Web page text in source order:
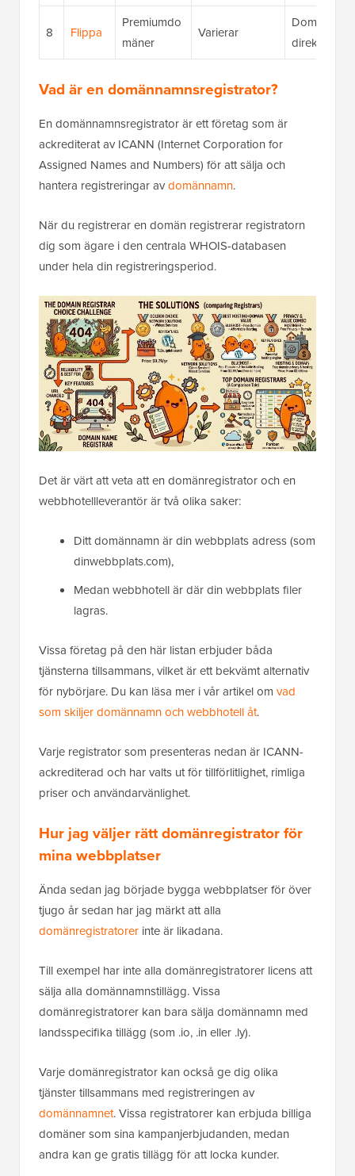
8 Flippa
Premiumdo
mäner
Varierar
Vad är en domännamnsregistrator?
En domännamnsregistrator är ett företag som är
ackrediterat av ICANN (Internet Corporation for
Assigned Names and Numbers) för att sälja och
hantera registreringar avdomännamn.
När du registrerar en domän registrerar registratorn
dig som ägare i den centrala WHOIS-databasen
under hela din registreringsperiod.
Det är värt att veta att en domänregistrator och en
webbhotellleverantör är två olika saker:
Ditt domännamn är din webbplats adress (som
dinwebbplats.com),
Medan webbhotell är där din webbplats filer
lagras.
Vissa företag på den här listan erbjuder båda
tjänsterna tillsammans, vilket är ett bekvämt alternativ
för nybörjare. Du kan läsa mer i vår artikel om vad
som skiljer domännamn och webbhotell åt.
Varje registrator som presenteras nedan är ICANN-
ackrediterad och har valts ut för tillförlitlighet, rimliga
priser och användarvänlighet.
Hur jag väljer rätt domänregistrator för
mina webbplatser
Ända sedan jag började bygga webbplatser för över
tjugo år sedan har jag märkt att alla
domänregistratorer inte är likadana.
Till exempel har inte alla domänregistratorer licens att
sälja alla domännamnstillägg. Vissa
domänregistratorer kan bara sälja domännamn med
landsspecifika tillägg (som .io, .in eller .ly).
Varje domänregistrator kan också ge dig olika
tjänster tillsammans med registreringen av
domännamnet. Vissa registratorer kan erbjuda billiga
domäner som sina kampanjerbjudanden, medan
andra kan ge gratis tillägg för att locka kunder.